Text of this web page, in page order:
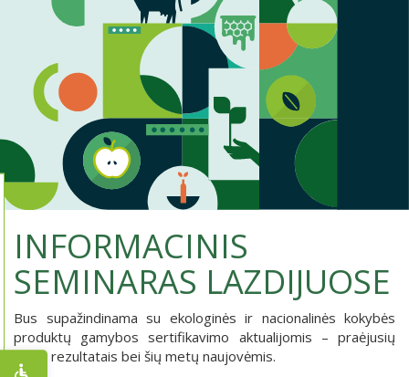
INFORMACINIS
SEMINARAS LAZDIJUOSE
Bus supažindinama su ekologinės ir nacionalinės kokybės
produktų gamybos sertifikavimo aktualijomis – praėjusių
metų rezultatais bei šių metų naujovėmis.